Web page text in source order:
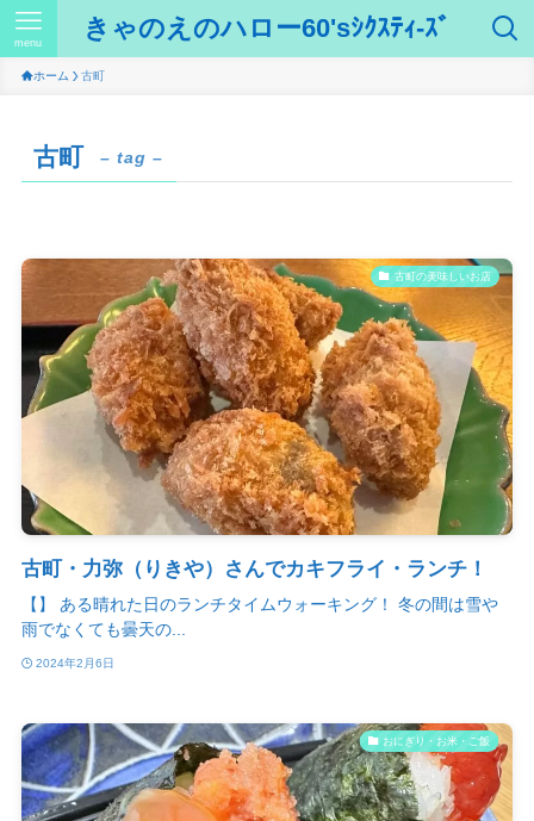
きゃのえのハロー60'sｼｸｽﾃｨ-ｽﾞ
menu
ホーム 古町
古町 – tag –
古町の美味しいお店
古町・力弥（りきや）さんでカキフライ・ランチ！
【】 ある晴れた日のランチタイムウォーキング！ 冬の間は雪や
雨でなくても曇天の...
2024年2月6日
おにぎり・お米・ご飯